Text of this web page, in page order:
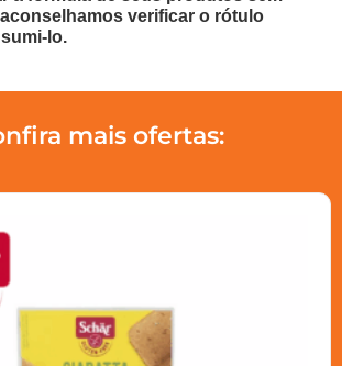
verificar o rótulo
lo.
mais ofertas: